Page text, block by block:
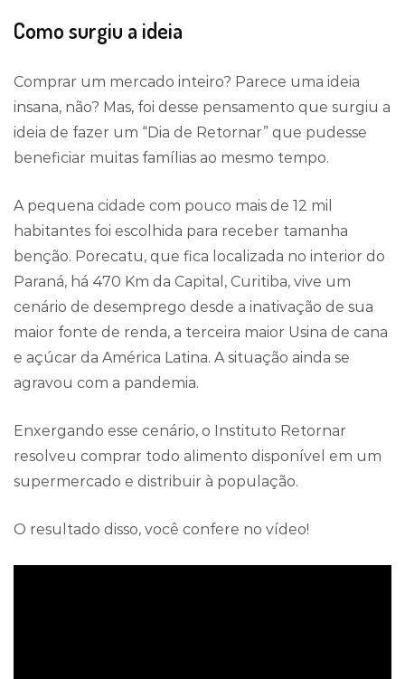
Como surgiu a ideia
Comprar um mercado inteiro? Parece uma ideia
insana, não? Mas, foi desse pensamento que surgiu a
ideia de fazer um “Dia de Retornar” que pudesse
beneficiar muitas famílias ao mesmo tempo.
A pequena cidade com pouco mais de 12 mil
habitantes foi escolhida para receber tamanha
benção. Porecatu, que fica localizada no interior do
Paraná, há 470 Km da Capital, Curitiba, vive um
cenário de desemprego desde a inativação de sua
maior fonte de renda, a terceira maior Usina de cana
e açúcar da América Latina. A situação ainda se
agravou com a pandemia.
Enxergando esse cenário, o Instituto Retornar
resolveu comprar todo alimento disponível em um
supermercado e distribuir à população.
O resultado disso, você confere no vídeo!